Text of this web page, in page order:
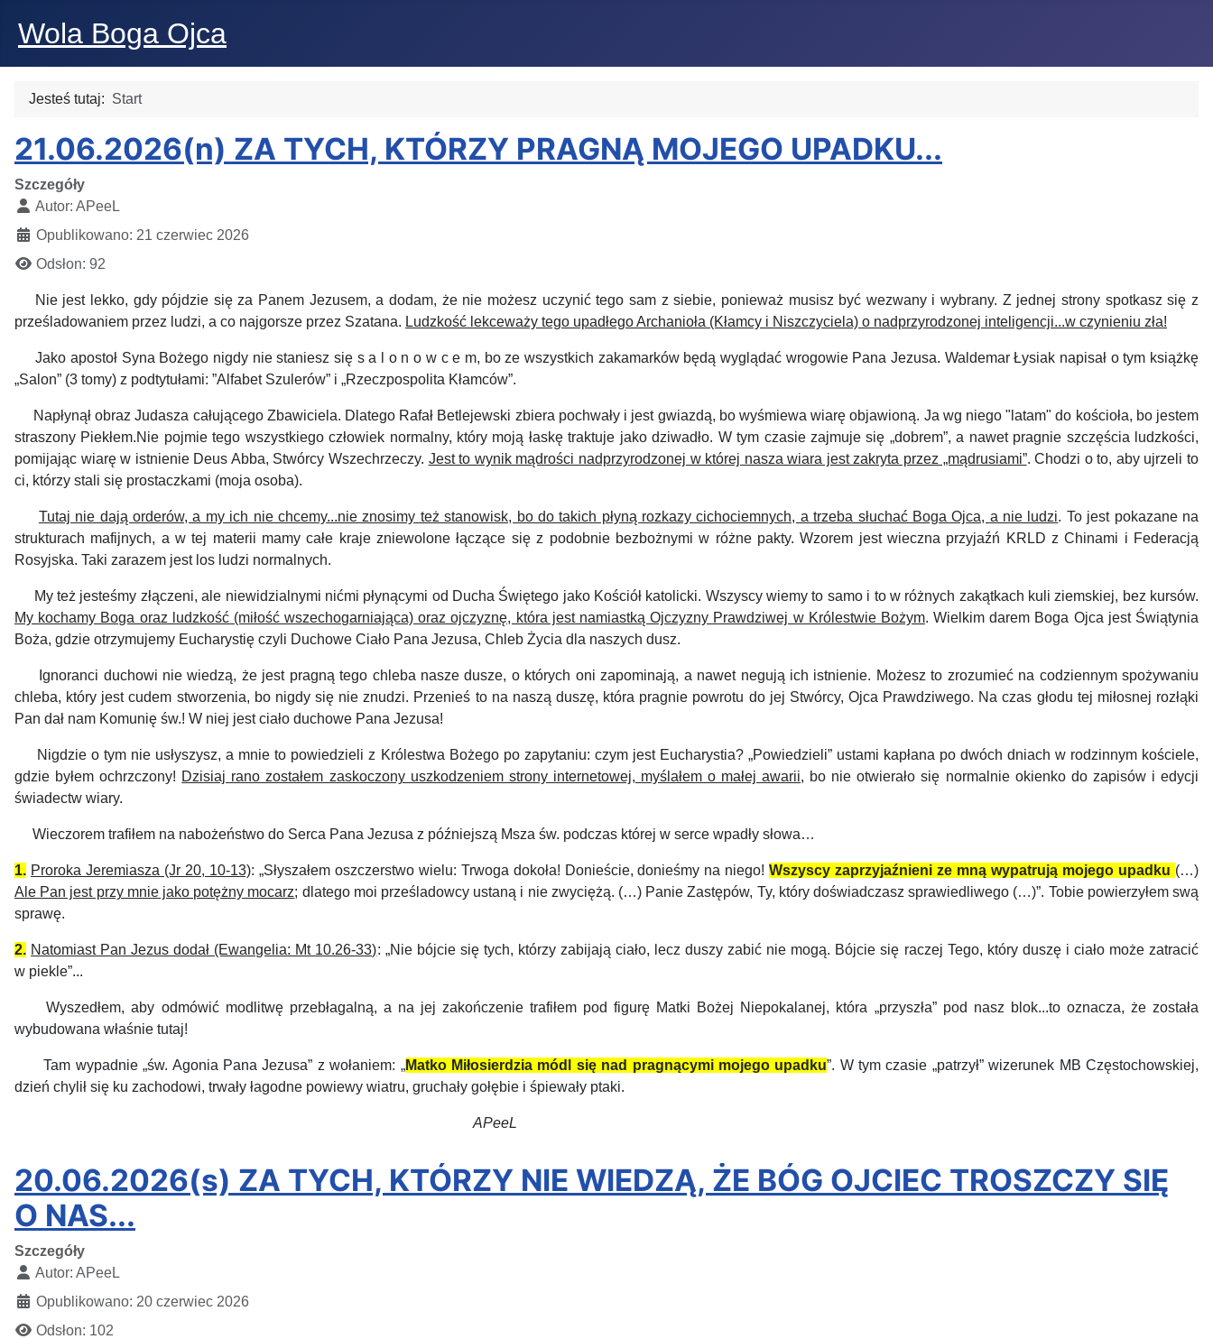
Wola Boga Ojca
Jesteś tutaj: Start
21.06.2026(n) ZA TYCH, KTÓRZY PRAGNĄ MOJEGO UPADKU...
Szczegóły
Autor: APeeL
Opublikowano: 21 czerwiec 2026
Odsłon: 92
Nie jest lekko, gdy pójdzie się za Panem Jezusem, a dodam, że nie możesz uczynić tego sam z siebie, ponieważ musisz być wezwany i wybrany. Z jednej strony spotkasz się z
prześladowaniem przez ludzi, a co najgorsze przez Szatana. Ludzkość lekceważy tego upadłego Archanioła (Kłamcy i Niszczyciela) o nadprzyrodzonej inteligencji...w czynieniu zła!
Jako apostoł Syna Bożego nigdy nie staniesz się s a l o n o w c e m, bo ze wszystkich zakamarków będą wyglądać wrogowie Pana Jezusa. Waldemar Łysiak napisał o tym książkę
„Salon” (3 tomy) z podtytułami: ”Alfabet Szulerów” i „Rzeczpospolita Kłamców”.
Napłynął obraz Judasza całującego Zbawiciela. Dlatego Rafał Betlejewski zbiera pochwały i jest gwiazdą, bo wyśmiewa wiarę objawioną. Ja wg niego "latam" do kościoła, bo jestem
straszony Piekłem.Nie pojmie tego wszystkiego człowiek normalny, który moją łaskę traktuje jako dziwadło. W tym czasie zajmuje się „dobrem”, a nawet pragnie szczęścia ludzkości,
pomijając wiarę w istnienie Deus Abba, Stwórcy Wszechrzeczy. Jest to wynik mądrości nadprzyrodzonej w której nasza wiara jest zakryta przez „mądrusiami”. Chodzi o to, aby ujrzeli to
ci, którzy stali się prostaczkami (moja osoba).
Tutaj nie dają orderów, a my ich nie chcemy...nie znosimy też stanowisk, bo do takich płyną rozkazy cichociemnych, a trzeba słuchać Boga Ojca, a nie ludzi. To jest pokazane na
strukturach mafijnych, a w tej materii mamy całe kraje zniewolone łączące się z podobnie bezbożnymi w różne pakty. Wzorem jest wieczna przyjaźń KRLD z Chinami i Federacją
Rosyjska. Taki zarazem jest los ludzi normalnych.
My też jesteśmy złączeni, ale niewidzialnymi nićmi płynącymi od Ducha Świętego jako Kościół katolicki. Wszyscy wiemy to samo i to w różnych zakątkach kuli ziemskiej, bez kursów.
My kochamy Boga oraz ludzkość (miłość wszechogarniająca) oraz ojczyznę, która jest namiastką Ojczyzny Prawdziwej w Królestwie Bożym. Wielkim darem Boga Ojca jest Świątynia
Boża, gdzie otrzymujemy Eucharystię czyli Duchowe Ciało Pana Jezusa, Chleb Życia dla naszych dusz.
Ignoranci duchowi nie wiedzą, że jest pragną tego chleba nasze dusze, o których oni zapominają, a nawet negują ich istnienie. Możesz to zrozumieć na codziennym spożywaniu
chleba, który jest cudem stworzenia, bo nigdy się nie znudzi. Przenieś to na naszą duszę, która pragnie powrotu do jej Stwórcy, Ojca Prawdziwego. Na czas głodu tej miłosnej rozłąki
Pan dał nam Komunię św.! W niej jest ciało duchowe Pana Jezusa!
Nigdzie o tym nie usłyszysz, a mnie to powiedzieli z Królestwa Bożego po zapytaniu: czym jest Eucharystia? „Powiedzieli” ustami kapłana po dwóch dniach w rodzinnym kościele,
gdzie byłem ochrzczony! Dzisiaj rano zostałem zaskoczony uszkodzeniem strony internetowej, myślałem o małej awarii, bo nie otwierało się normalnie okienko do zapisów i edycji
świadectw wiary.
Wieczorem trafiłem na nabożeństwo do Serca Pana Jezusa z późniejszą Msza św. podczas której w serce wpadły słowa…
1. Proroka Jeremiasza (Jr 20, 10-13): „Słyszałem oszczerstwo wielu: Trwoga dokoła! Donieście, donieśmy na niego!Wszyscy zaprzyjaźnieni ze mną wypatrują mojego upadku (…)
Ale Pan jest przy mnie jako potężny mocarz; dlatego moi prześladowcy ustaną i nie zwyciężą. (…) Panie Zastępów, Ty, który doświadczasz sprawiedliwego (…)”. Tobie powierzyłem swą
sprawę.
2. Natomiast Pan Jezus dodał (Ewangelia: Mt 10.26-33): „Nie bójcie się tych, którzy zabijają ciało, lecz duszy zabić nie mogą. Bójcie się raczej Tego, który duszę i ciało może zatracić
w piekle”...
Wyszedłem, aby odmówić modlitwęprzebłagalną, a na jej zakończenie trafiłem pod figurę Matki Bożej Niepokalanej, która „przyszła” pod nasz blok...to oznacza, że została
wybudowana właśnie tutaj!
Tam wypadnie „św. Agonia Pana Jezusa” z wołaniem: „Matko Miłosierdzia módl się nad pragnącymi mojego upadku”. W tym czasie „patrzył”wizerunek MBCzęstochowskiej,
dzień chylił się ku zachodowi, trwały łagodne powiewy wiatru, gruchały gołębie i śpiewały ptaki.
APeeL
20.06.2026(s) ZA TYCH, KTÓRZY NIE WIEDZĄ, ŻE BÓG OJCIEC TROSZCZY SIĘ
O NAS...
Szczegóły
Autor: APeeL
Opublikowano: 20 czerwiec 2026
Odsłon: 102